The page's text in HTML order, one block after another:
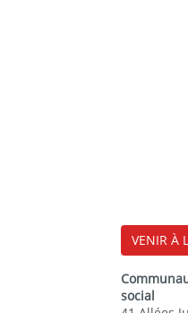
VENIR À
social